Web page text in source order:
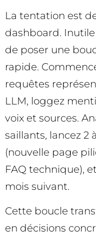
La tentation est
dashboard. Inutile
de poser une
rapide.
requêtes
LLM, loggez
voix et sources.
saillants, lancez 2
(nouvelle page
FAQ technique),
mois suivant.
Cette boucle
en décisions